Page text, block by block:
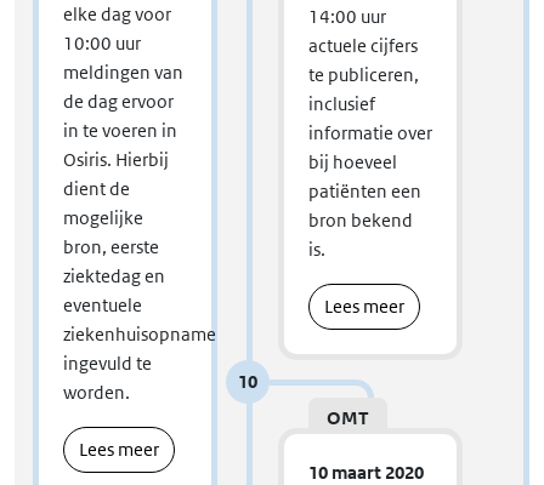
14:00 uur
actuele cijfers
te publiceren,
inclusief
informatie over
bij hoeveel
patiënten een
bron bekend
is.
Lees meer
elke dag voor
10:00 uur
meldingen van
de dag ervoor
in te voeren in
Osiris. Hierbij
dient de
mogelijke
bron, eerste
ziektedag en
eventuele
ziekenhuisopname
ingevuld te
worden.
Lees meer
10
OMT
10 maart 2020